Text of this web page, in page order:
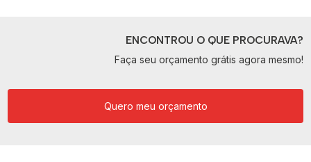
ENCONTROU O QUE PROCURAVA?
Faça seu orçamento grátis agora mesmo!
Quero meu orçamento